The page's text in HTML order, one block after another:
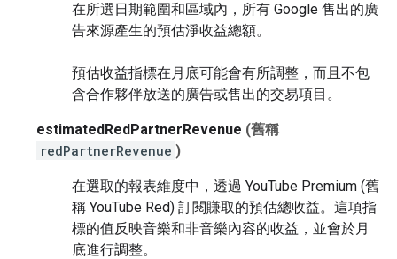
在所選日期範圍和區域內，所有 Google 售出的廣
告來源產生的預估淨收益總額。
預估收益指標在月底可能會有所調整，而且不包
含合作夥伴放送的廣告或售出的交易項目。
estimatedRedPartnerRevenue (舊稱
redPartnerRevenue )
在選取的報表維度中，透過 YouTube Premium (舊
稱 YouTube Red) 訂閱賺取的預估總收益。這項指
標的值反映音樂和非音樂內容的收益，並會於月
底進行調整。